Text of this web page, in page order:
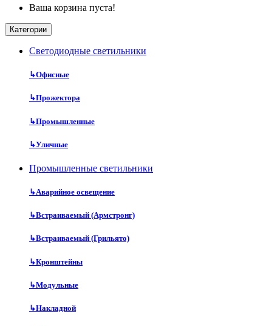
Ваша корзина пуста!
Категории
Cветодиодные светильники
↳Офисные
↳Прожектора
↳Промышленные
↳Уличные
Промышленные светильники
↳Аварийное освещение
↳Встраиваемый (Армстронг)
↳Встраиваемый (Грильято)
↳Кронштейны
↳Модульные
↳Накладной